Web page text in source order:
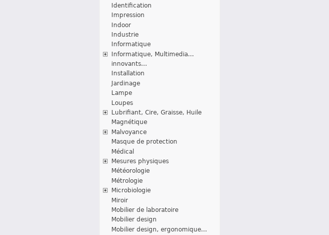
Identification
Impression
Indoor
Industrie
Informatique
Informatique, Multimedia...
innovants...
Installation
Jardinage
Lampe
Loupes
Lubrifiant, Cire, Graisse, Huile
Magnétique
Malvoyance
Masque de protection
Médical
Mesures physiques
Météorologie
Métrologie
Microbiologie
Miroir
Mobilier de laboratoire
Mobilier design
Mobilier design, ergonomique...